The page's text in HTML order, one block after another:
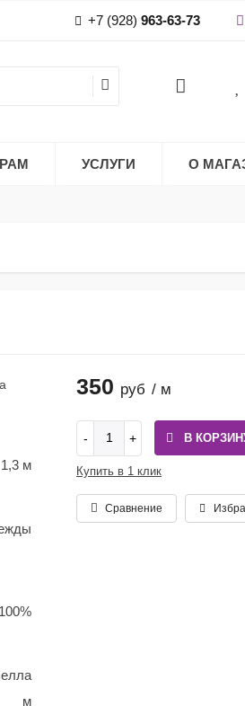
+7 (928) 963-63-73
УСЛУГИ О
1,3 м
м
350 руб / м
В
Купить в 1 клик
Сравнение